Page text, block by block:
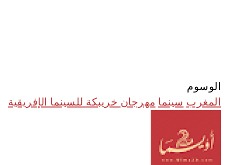
الوسوم
المغرب سينما مهرجان خريبكة للسينما الإفريقية